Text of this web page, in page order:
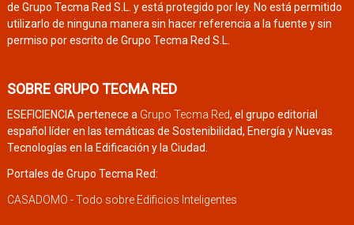
de Grupo Tecma Red S.L. y está protegido por ley. No está permitido
utilizarlo de ninguna manera sin hacer referencia a la fuente y sin
permiso por escrito de Grupo Tecma Red S.L.
SOBRE GRUPO TECMA RED
ESEFICIENCIA pertenece a Grupo Tecma Red, el grupo editorial
español líder en las temáticas de Sostenibilidad, Energía y Nuevas
Tecnologías en la Edificación y la Ciudad.
Portales de Grupo Tecma Red:
CASADOMO - Todo sobre Edificios Inteligentes